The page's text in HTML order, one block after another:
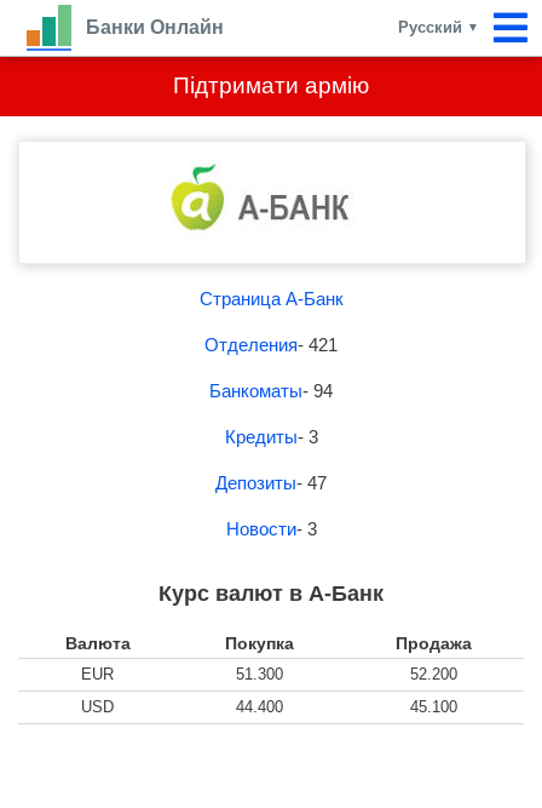
Підтримати армію
Банки Онлайн Русский ▼
Страница А-Банк
Отделения- 421
Банкоматы- 94
Кредиты- 3
Депозиты- 47
Новости- 3
Курс валют в А-Банк
Валюта Покупка Продажа
EUR 51.300
52.200
USD
44.400 45.100